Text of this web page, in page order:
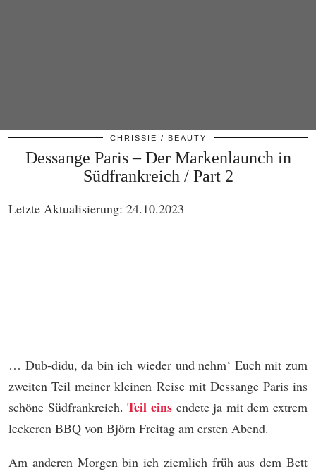
CHRISSIE BEAUTY
Dessange Paris – Der Markenlaunch in
Südfrankreich / Part 2
Letzte Aktualisierung: 24.10.2023
… Dub-didu, da bin ich wieder und nehm‘ Euch mit zum
zweiten Teil meiner kleinen Reise mit Dessange Paris ins
schöne Südfrankreich.Teil einsendete ja mit dem extrem
leckeren BBQ von Björn Freitag am ersten Abend.
Am anderen Morgen bin ich ziemlich früh aus dem Bett